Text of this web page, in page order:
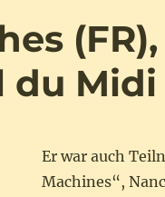
du Midi
Er war auch
Machines“,